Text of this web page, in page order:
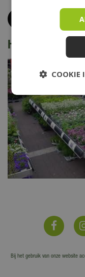
Het is voorjaar
Bij het gebruik van onze website
COOKIE